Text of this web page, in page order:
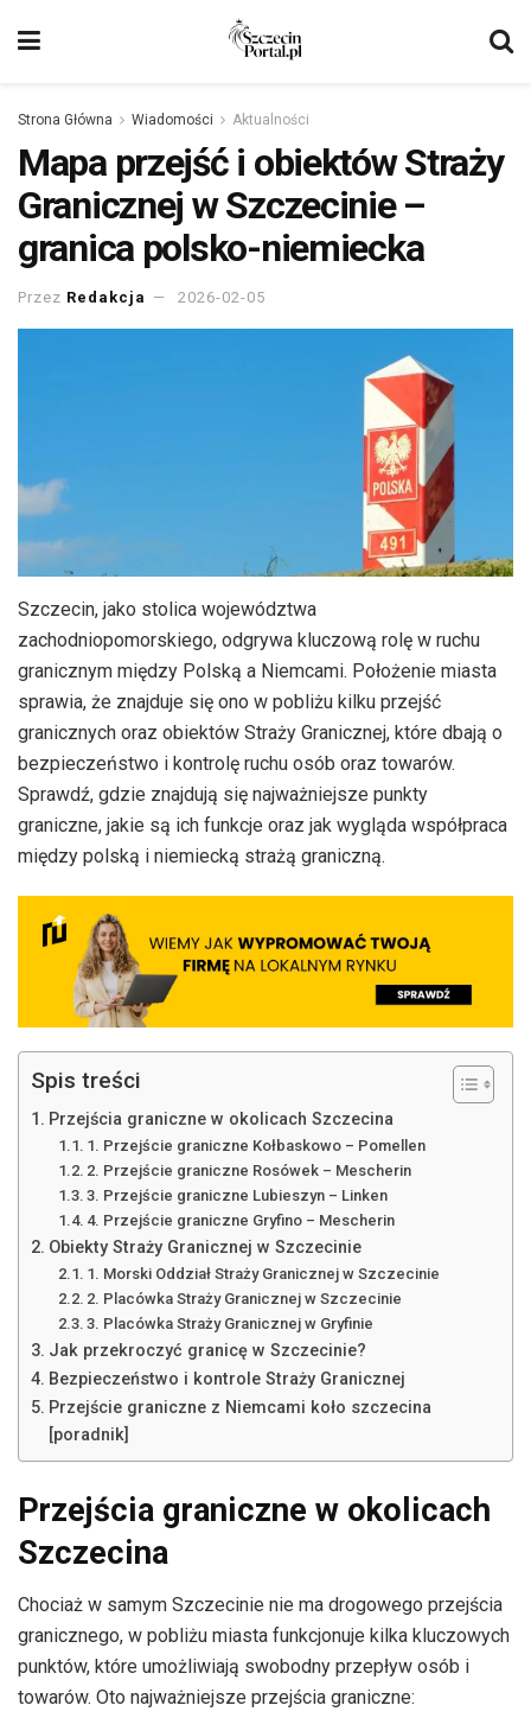
Strona Główna Wiadomości Aktualności
Mapa przejść i obiektów Straży
Granicznej w Szczecinie –
granica polsko-niemiecka
Przez Redakcja 2026-02-05
Szczecin, jako stolica województwa
zachodniopomorskiego, odgrywa kluczową rolę w ruchu
granicznym między Polską a Niemcami. Położenie miasta
sprawia, że znajduje się ono w pobliżu kilku przejść
granicznych oraz obiektów Straży Granicznej, które dbają o
bezpieczeństwo i kontrolę ruchu osób oraz towarów.
Sprawdź, gdzie znajdują się najważniejsze punkty
graniczne, jakie są ich funkcje oraz jak wygląda współpraca
między polską i niemiecką strażą graniczną.
Spis treści
Przejścia graniczne w okolicach Szczecina
1. Przejście graniczne Kołbaskowo – Pomellen
2. Przejście graniczne Rosówek – Mescherin
3. Przejście graniczne Lubieszyn – Linken
4. Przejście graniczne Gryfino – Mescherin
Obiekty Straży Granicznej w Szczecinie
1. Morski Oddział Straży Granicznej w Szczecinie
2. Placówka Straży Granicznej w Szczecinie
3. Placówka Straży Granicznej w Gryfinie
Jak przekroczyć granicę w Szczecinie?
Bezpieczeństwo i kontrole Straży Granicznej
Przejście graniczne z Niemcami koło szczecina
[poradnik]
Przejścia graniczne w okolicach
Szczecina
Chociaż w samym Szczecinie nie ma drogowego przejścia
granicznego, w pobliżu miasta funkcjonuje kilka kluczowych
punktów, które umożliwiają swobodny przepływ osób i
towarów. Oto najważniejsze przejścia graniczne: